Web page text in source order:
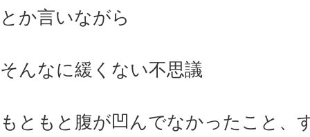
とか言いながら
そんなに緩くない不思議
もともと腹が凹んでなかったこと